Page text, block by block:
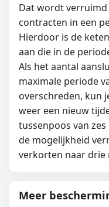
Dat wordt
contracten in een
Hierdoor is de
aan die in de
Als het aantal
maximale periode
overschreden, kun
weer een nieuw
tussenpoos van
de mogelijkheid
verkorten naar drie
Meer